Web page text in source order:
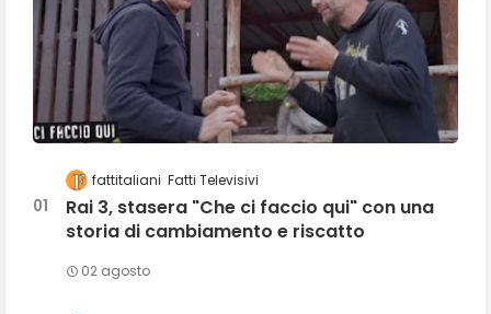
fattitaliani Fatti Televisivi
Rai 3, stasera "Che ci faccio qui" con una
storia di cambiamento e riscatto
02 agosto